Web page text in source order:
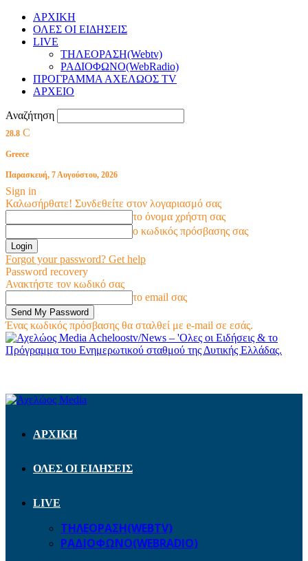
ΑΡΧΙΚΗ
ΟΛΕΣ ΟΙ ΕΙΔΗΣΕΙΣ
LIVE
ΤΗΛΕΟΡΑΣΗ(Webtv)
ΡΑΔΙΟΦΩΝΟ(WebRadio)
ΠΡΟΓΡΑΜΜΑ ΑΧΕΛΩΟΣ TV
ΑΡΧΕΙΟ
Αναζήτηση
28.8 C
Greece
Παρασκευή, 7 Αυγούστου, 2026
Sign in
Καλωσήρθατε! Συνδεθείτε στον λογαριασμό σας
το όνομα χρήστη σας
ο κωδικός πρόσβασης σας
Forgot your password? Get help
Password recovery
Ανακτήστε τον κωδικό σας
το email σας
Ένας κωδικός πρόσβασης θα σταλθεί με e-mail σε εσάς.
Acheloostv/News – 'Ολες οι Ειδήσεις & το
Πρόγραμμα του Ενημερωτικού σταθμού της Δυτικής Ελλάδας.
ΑΡΧΙΚΗ
ΟΛΕΣ ΟΙ ΕΙΔΗΣΕΙΣ
LIVE
ΤΗΛΕΟΡΑΣΗ(WEBTV)
ΡΑΔΙΟΦΩΝΟ(WEBRADIO)